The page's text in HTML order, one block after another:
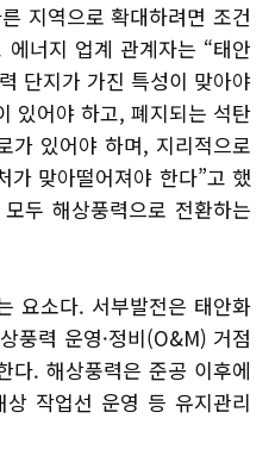
지역으로 확대하려면 조건
너지 업계 관계자는 “태안
단지가 가진 특성이 맞아야
있어야 하고, 폐지되는 석탄
가 있어야 하며, 지리적으로
가 맞아떨어져야 한다”고 했
두 해상풍력으로 전환하는
요소다. 서부발전은 태안화
풍력 운영·정비(O&M) 거점
다. 해상풍력은 준공 이후에
작업선 운영 등 유지관리